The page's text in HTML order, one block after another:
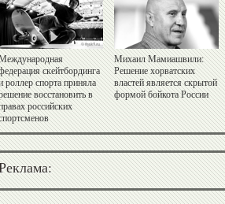
скейтбординга
роллер спорта приняла
восстановить в
российских
Михаил Мамиашвили:
Решение хорватских
властей является скрытой
формой бойкота России